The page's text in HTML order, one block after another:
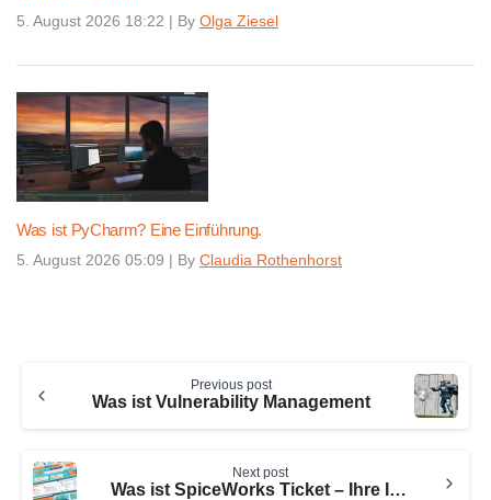
5. August 2026 18:22 | By Olga Ziesel
Was ist PyCharm? Eine Einführung.
5. August 2026 05:09 | By Claudia Rothenhorst
Reading
Previous post
Was ist Vulnerability Management
Next post
Was ist SpiceWorks Ticket – Ihre IT-Hilfe leicht gemacht